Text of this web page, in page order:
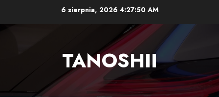
6 sierpnia, 20264:27:51 AM
TANOSHII